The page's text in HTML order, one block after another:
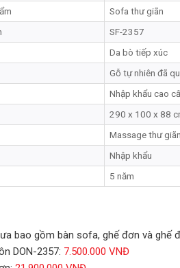
Sofa thư giãn
SF-2357
Da bò tiếp xúc
Gỗ tự nhiên đã
Nhập khẩu cao
290 x 100 x 88
Massage thư
Nhập khẩu
5 năm
bao gồm bàn sofa, ghế đơn và ghế
DON-2357: 7.500.000 VNĐ